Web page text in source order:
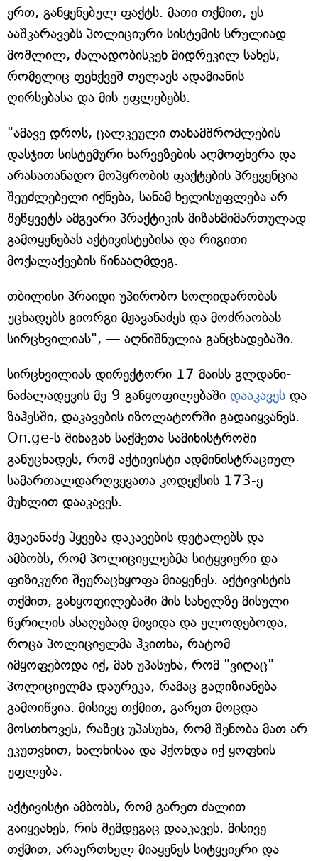
ერთ, განყენებულ ფაქტს. მათი თქმით, ეს
ააშკარავებს პოლიციური სისტემის სრულიად
მოშლილ, ძალადობისკენ მიდრეკილ სახეს,
რომელიც ფეხქვეშ თელავს ადამიანის
ღირსებასა და მის უფლებებს.
"ამავე დროს, ცალკეული თანამშრომლების
დასჯით სისტემური ხარვეზების აღმოფხვრა და
არასათანადო მოპყრობის ფაქტების პრევენცია
შეუძლებელი იქნება, სანამ ხელისუფლება არ
შეწყვეტს ამგვარი პრაქტიკის მიზანმიმართულად
გამოყენებას აქტივისტებისა და რიგითი
მოქალაქეების წინააღმდეგ.
თბილისი პრაიდი უპირობო სოლიდარობას
უცხადებს გიორგი მჟავანაძეს და მოძრაობას
სირცხვილიას", — აღნიშნულია განცხადებაში.
სირცხვილიას დირექტორი 17 მაისს გლდანი-
ნაძალადევის მე-9 განყოფილებაში დააკავეს და
ზაჰესში, დაკავების იზოლატორში გადაიყვანეს.
On.ge-ს შინაგან საქმეთა სამინისტროში
განუცხადეს, რომ აქტივისტი ადმინისტრაციულ
სამართალდარღვევათა კოდექსის 173-ე
მუხლით დააკავეს.
მჟავანაძე ჰყვება დაკავების დეტალებს და
ამბობს, რომ პოლიციელებმა სიტყვიერი და
ფიზიკური შეურაცხყოფა მიაყენეს. აქტივისტის
თქმით, განყოფილებაში მის სახელზე მისული
წერილის ასაღებად მივიდა და ელოდებოდა,
როცა პოლიციელმა ჰკითხა, რატომ
იმყოფებოდა იქ, მან უპასუხა, რომ "ვიღაც"
პოლიციელმა დაურეკა, რამაც გაღიზიანება
გამოიწვია. მისივე თქმით, გარეთ მოცდა
მოსთხოვეს, რაზეც უპასუხა, რომ შენობა მათ არ
ეკუთვნით, ხალხისაა და ჰქონდა იქ ყოფნის
უფლება.
აქტივისტი ამბობს, რომ გარეთ ძალით
გაიყვანეს, რის შემდეგაც დააკავეს. მისივე
თქმით, არაერთხელ მიაყენეს სიტყვიერი და